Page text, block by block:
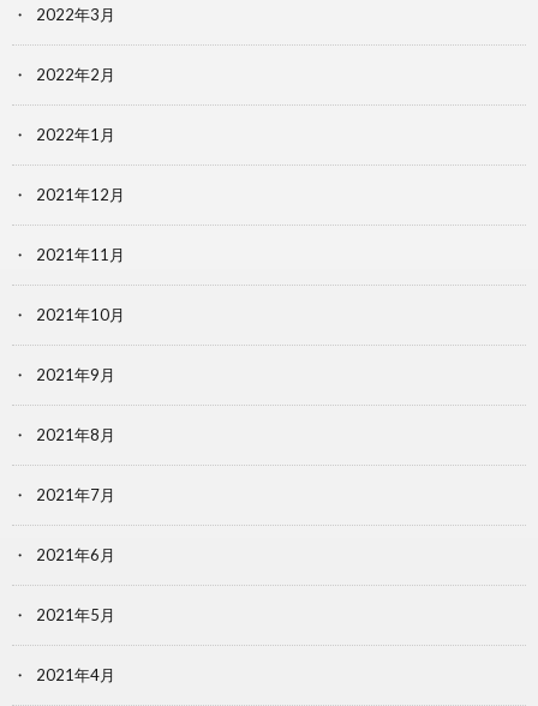
2022年3月
2022年2月
2022年1月
2021年12月
2021年11月
2021年10月
2021年9月
2021年8月
2021年7月
2021年6月
2021年5月
2021年4月